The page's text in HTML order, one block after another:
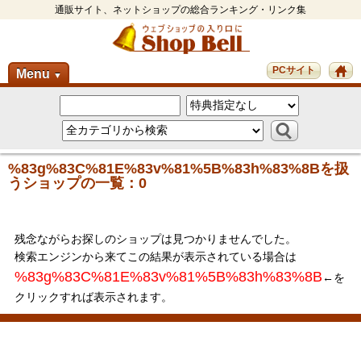
通販サイト、ネットショップの総合ランキング・リンク集
Menu ▼ PCサイト
%83g%83C%81E%83v%81%5B%83h%83%8Bを扱
うショップの一覧：0
残念ながらお探しのショップは見つかりませんでした。
検索エンジンから来てこの結果が表示されている場合は
%83g%83C%81E%83v%81%5B%83h%83%8B ←を
クリックすれば表示されます。